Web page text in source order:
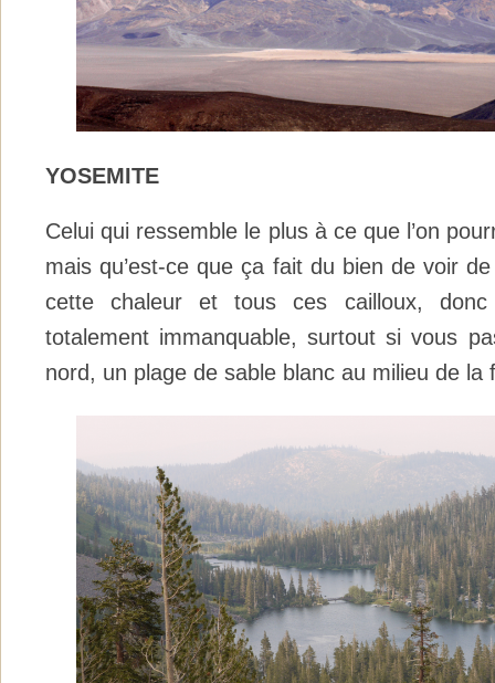
YOSEMITE
Celui qui ressemble le plus à ce que l’on
mais qu’est-ce que ça fait du bien de voir
cette chaleur et tous ces cailloux,
totalement immanquable, surtout si vous
nord, un plage de sable blanc au milieu de